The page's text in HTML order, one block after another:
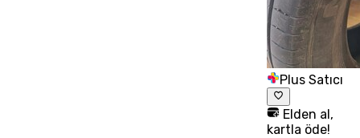
Plus Satıcı
Elden al,
kartla öde!